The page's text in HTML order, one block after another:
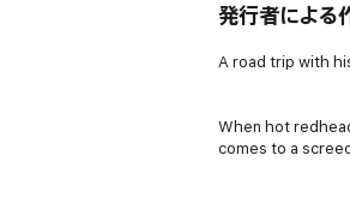
発行者による
A road trip with
When hot
comes to a